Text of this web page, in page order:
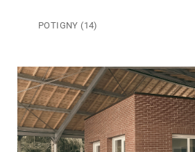
POTIGNY (14)